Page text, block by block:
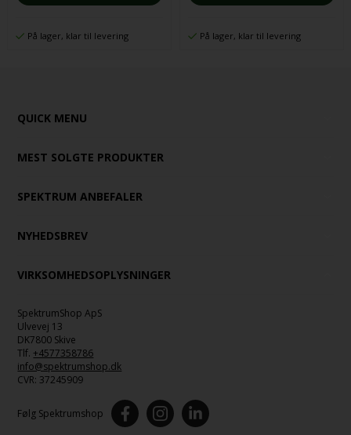
På lager, klar til levering På lager, klar til levering
QUICK MENU
MEST SOLGTE PRODUKTER
SPEKTRUM ANBEFALER
NYHEDSBREV
VIRKSOMHEDSOPLYSNINGER
SpektrumShop ApS
Ulvevej 13
DK7800 Skive
Tlf. +4577358786
info@spektrumshop.dk
CVR: 37245909
Følg Spektrumshop